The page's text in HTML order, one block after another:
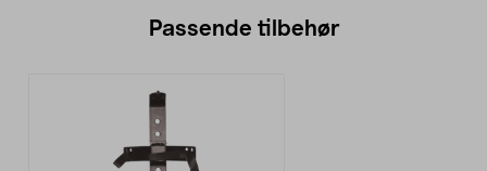
Passende tilbehør